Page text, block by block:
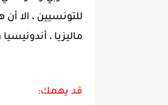
للتونسيين ، الا
ماليزيا ،
قد يهمك: